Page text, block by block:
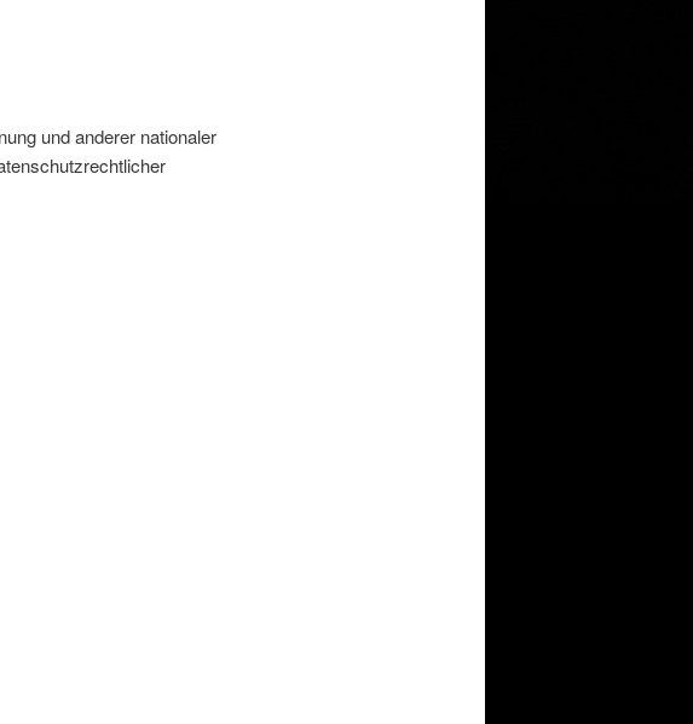
und anderer nationaler